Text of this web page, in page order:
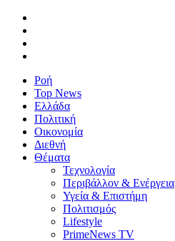
Ροή
Top News
Ελλάδα
Πολιτική
Οικονομία
Διεθνή
Θέματα
Τεχνολογία
Περιβάλλον & Ενέργεια
Υγεία & Επιστήμη
Πολιτισμός
Lifestyle
PrimeNews TV